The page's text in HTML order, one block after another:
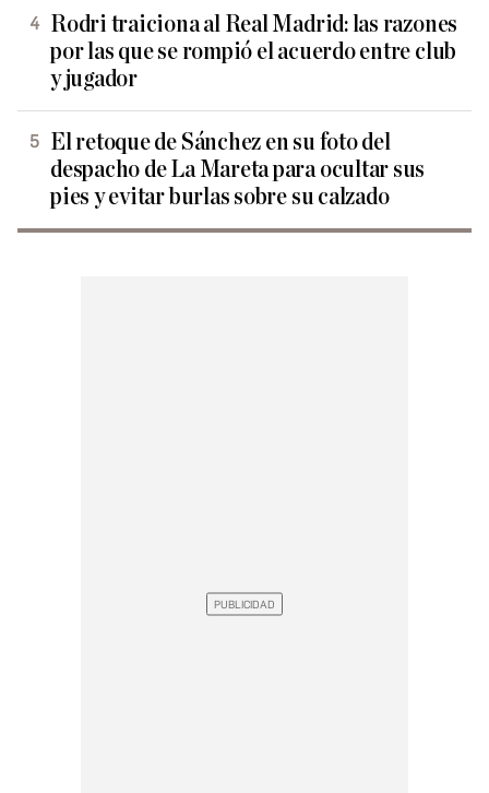
Rodri traiciona al Real Madrid: las razones
por las que se rompió el acuerdo entre club
y jugador
El retoque de Sánchez en su foto del
despacho de La Mareta para ocultar sus
pies y evitar burlas sobre su calzado